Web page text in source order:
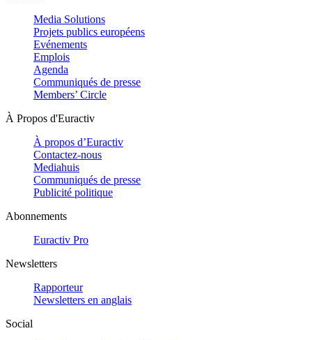
Media Solutions
Projets publics européens
Evénements
Emplois
Agenda
Communiqués de presse
Members’ Circle
À Propos d'Euractiv
À propos d’Euractiv
Contactez-nous
Mediahuis
Communiqués de presse
Publicité politique
Abonnements
Euractiv Pro
Newsletters
Rapporteur
Newsletters en anglais
Social